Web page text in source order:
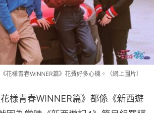
花樣青春WINNER篇》花費好多心機。（網上圖片）
花樣青春WINNER篇》都係《新西遊